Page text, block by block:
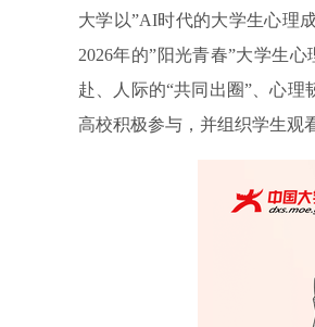
大学以”AI时代的大学生心理
2026年的”阳光青春”大学生
赴、人际的“共同出圈”、心理
高校积极参与，并组织学生观